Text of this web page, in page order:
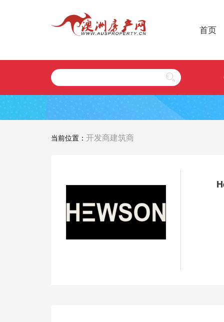
首页
当前位置： 开发商建筑商